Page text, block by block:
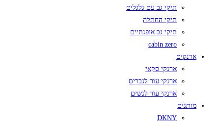
תיקי גב עם גלגלים
תיקי החתלה
תיקי גב אופנתיים
cabin zero
ארנקים
ארנקי סקאי
ארנקי עור לגברים
ארנקי עור לנשים
מותגים
DKNY